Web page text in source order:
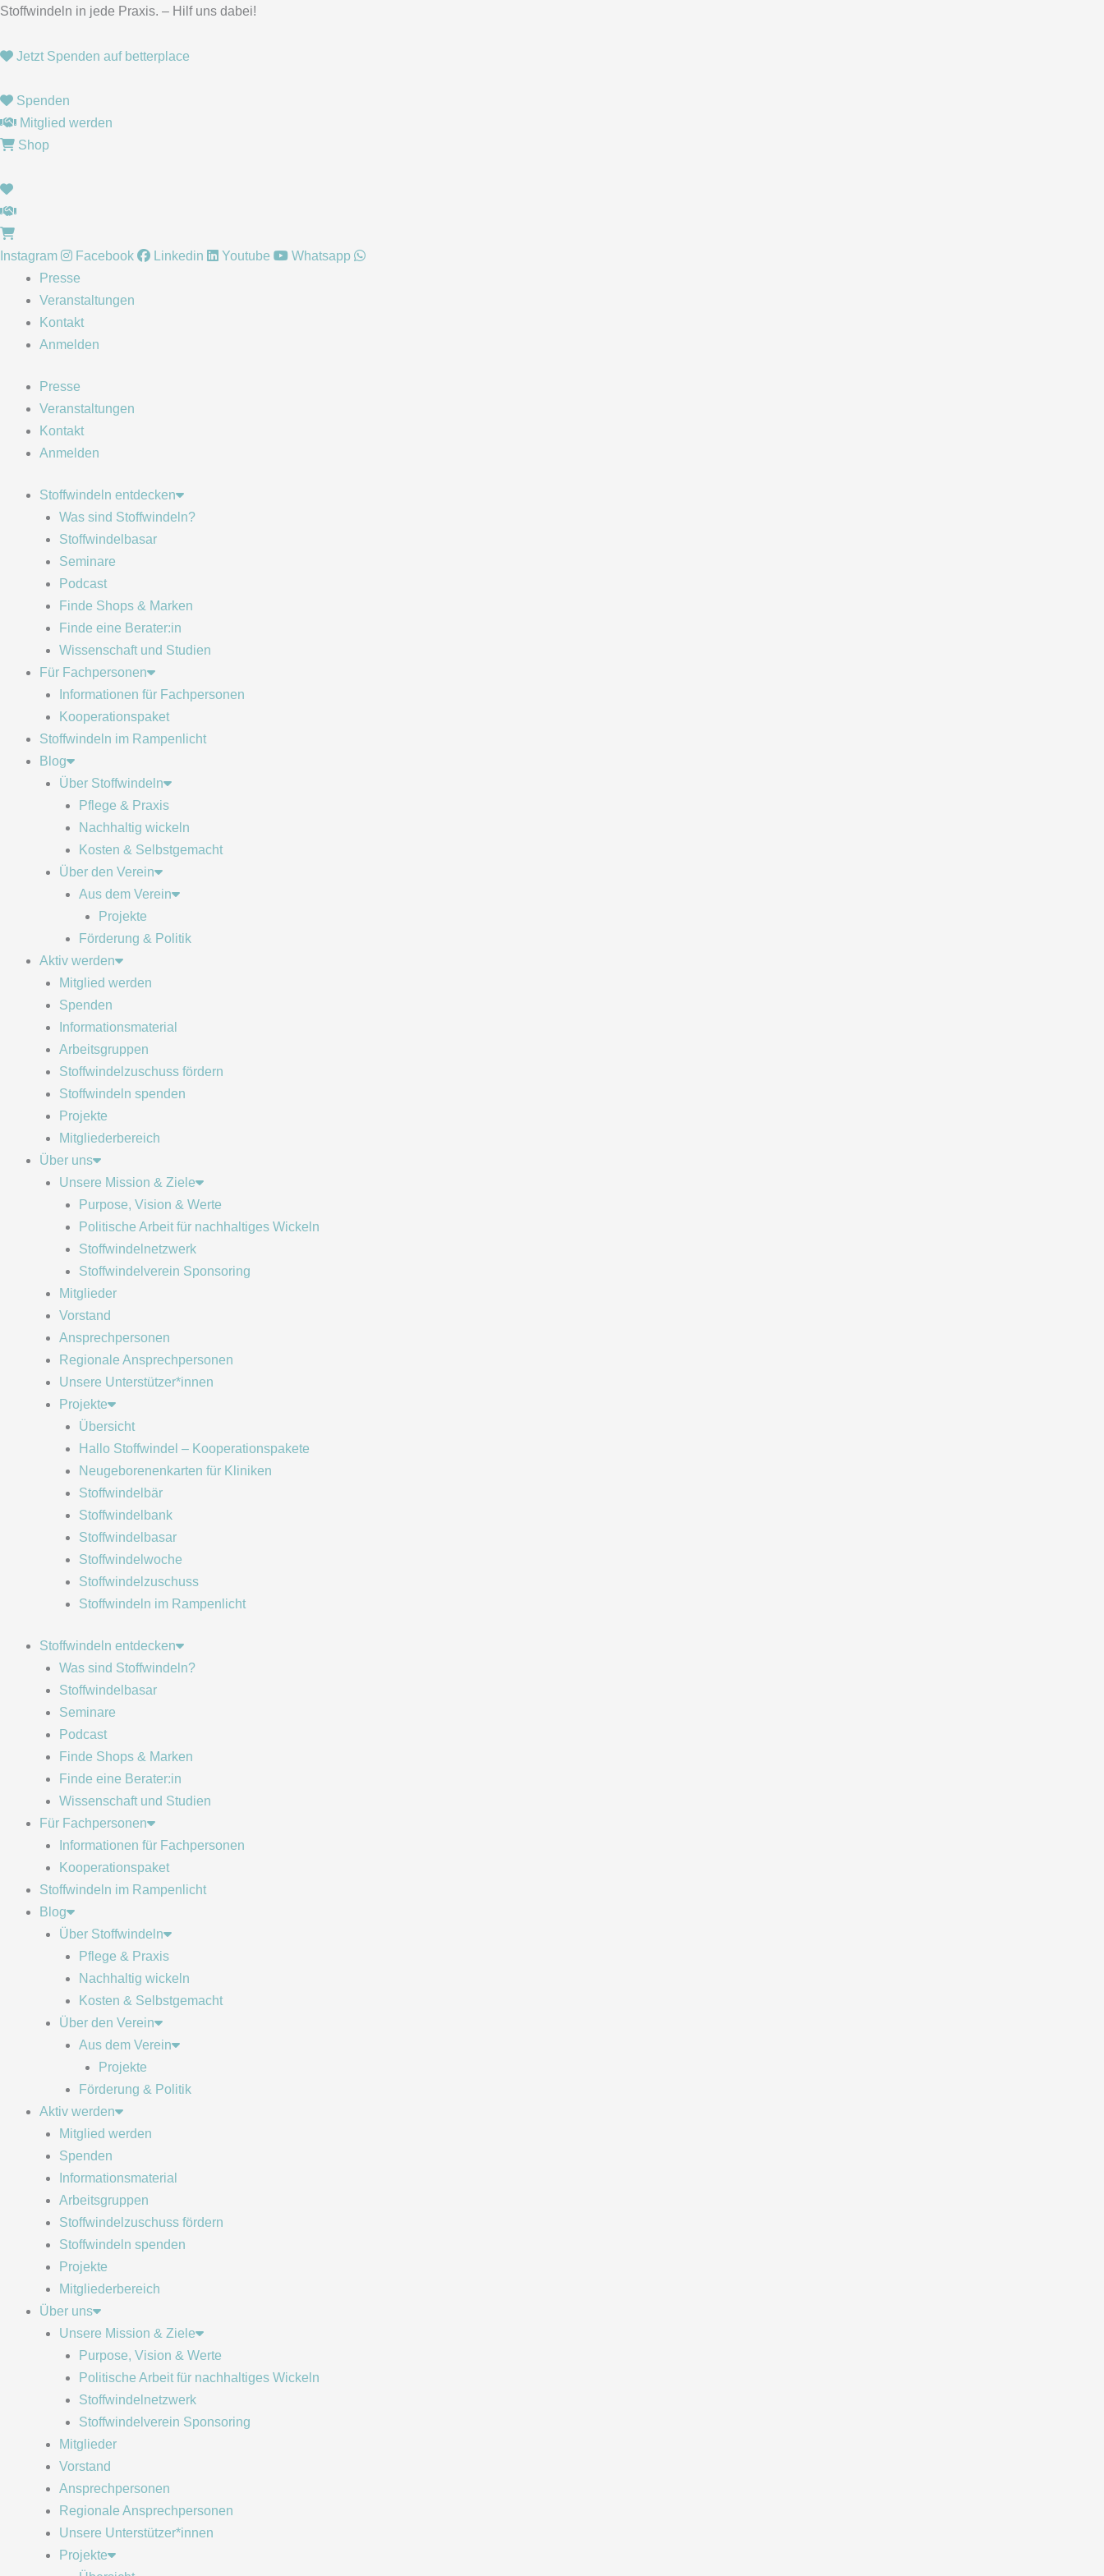
Zum
springen
Stoffwindeln in jede Praxis. – Hilf uns dabei!
Jetzt Spenden auf betterplace
Spenden
Mitglied werden
Shop
Instagram Facebook Linkedin Youtube
Whatsapp
Presse
Veranstaltungen
Kontakt
Anmelden
Presse
Veranstaltungen
Kontakt
Anmelden
Stoffwindeln entdecken
Was sind Stoffwindeln?
Stoffwindelbasar
Seminare
Podcast
Finde Shops & Marken
Finde eine Berater:in
Wissenschaft und Studien
Für Fachpersonen
Informationen für Fachpersonen
Kooperationspaket
Stoffwindeln im Rampenlicht
Blog
Über Stoffwindeln
Pflege & Praxis
Nachhaltig wickeln
Kosten & Selbstgemacht
Über den Verein
Aus dem Verein
Projekte
Förderung & Politik
Aktiv werden
Mitglied werden
Spenden
Informationsmaterial
Arbeitsgruppen
Stoffwindelzuschuss fördern
Stoffwindeln spenden
Projekte
Mitgliederbereich
Über uns
Unsere Mission & Ziele
Purpose, Vision & Werte
Politische Arbeit für nachhaltiges Wickeln
Stoffwindelnetzwerk
Stoffwindelverein Sponsoring
Mitglieder
Vorstand
Ansprechpersonen
Regionale Ansprechpersonen
Unsere Unterstützer*innen
Projekte
Übersicht
Hallo Stoffwindel – Kooperationspakete
Neugeborenenkarten für Kliniken
Stoffwindelbär
Stoffwindelbank
Stoffwindelbasar
Stoffwindelwoche
Stoffwindelzuschuss
Stoffwindeln im Rampenlicht
Stoffwindeln entdecken
Was sind Stoffwindeln?
Stoffwindelbasar
Seminare
Podcast
Finde Shops & Marken
Finde eine Berater:in
Wissenschaft und Studien
Für Fachpersonen
Informationen für Fachpersonen
Kooperationspaket
Stoffwindeln im Rampenlicht
Blog
Über Stoffwindeln
Pflege & Praxis
Nachhaltig wickeln
Kosten & Selbstgemacht
Über den Verein
Aus dem Verein
Projekte
Förderung & Politik
Aktiv werden
Mitglied werden
Spenden
Informationsmaterial
Arbeitsgruppen
Stoffwindelzuschuss fördern
Stoffwindeln spenden
Projekte
Mitgliederbereich
Über uns
Unsere Mission & Ziele
Purpose, Vision & Werte
Politische Arbeit für nachhaltiges Wickeln
Stoffwindelnetzwerk
Stoffwindelverein Sponsoring
Mitglieder
Vorstand
Ansprechpersonen
Regionale Ansprechpersonen
Unsere Unterstützer*innen
Projekte